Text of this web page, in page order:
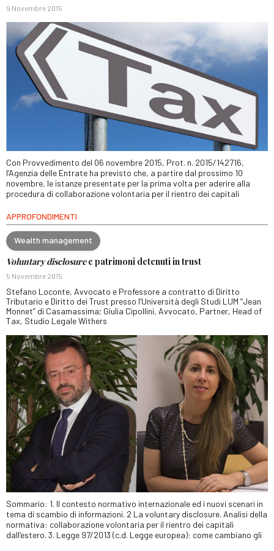
9 Novembre 2015
Con Provvedimento del 06 novembre 2015, Prot. n. 2015/142716,
l’Agenzia delle Entrate ha previsto che, a partire dal prossimo 10
novembre, le istanze presentate per la prima volta per aderire alla
procedura di collaborazione volontaria per il rientro dei capitali
APPROFONDIMENTI
Wealth management
Voluntary disclosuree patrimoni detenuti in trust
5 Novembre 2015
Stefano Loconte, Avvocato e Professore a contratto di Diritto
Tributario e Diritto dei Trust presso l’Università degli Studi LUM “Jean
Monnet” di Casamassima; Giulia Cipollini, Avvocato, Partner, Head of
Tax, Studio Legale Withers
Sommario: 1. Il contesto normativo internazionale ed i nuovi scenari in
tema di scambio di informazioni. 2 La voluntary disclosure. Analisi della
normativa: collaborazione volontaria per il rientro dei capitali
dall’estero. 3. Legge 97/2013 (c.d. Legge europea): come cambiano gli